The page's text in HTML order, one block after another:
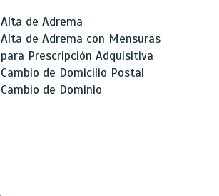
Alta de Adrema
Alta de Adrema con Mensuras
para Prescripción Adquisitiva
Cambio de Domicilio Postal
Cambio de Dominio